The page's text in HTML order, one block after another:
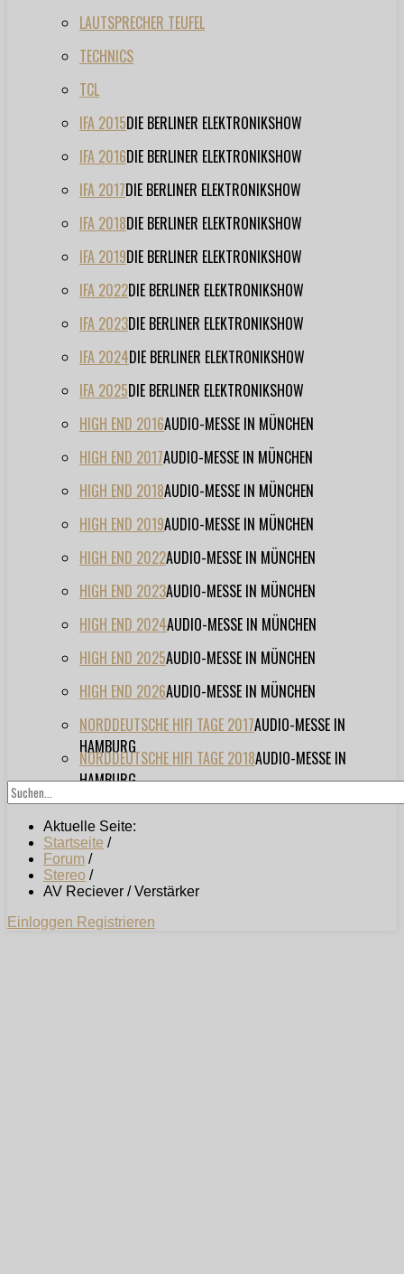
LAUTSPRECHER TEUFEL
TECHNICS
TCL
IFA 2015DIE BERLINER ELEKTRONIKSHOW
IFA 2016DIE BERLINER ELEKTRONIKSHOW
IFA 2017DIE BERLINER ELEKTRONIKSHOW
IFA 2018DIE BERLINER ELEKTRONIKSHOW
IFA 2019DIE BERLINER ELEKTRONIKSHOW
IFA 2022DIE BERLINER ELEKTRONIKSHOW
IFA 2023DIE BERLINER ELEKTRONIKSHOW
IFA 2024DIE BERLINER ELEKTRONIKSHOW
IFA 2025DIE BERLINER ELEKTRONIKSHOW
HIGH END 2016AUDIO-MESSE IN MÜNCHEN
HIGH END 2017AUDIO-MESSE IN MÜNCHEN
HIGH END 2018AUDIO-MESSE IN MÜNCHEN
HIGH END 2019AUDIO-MESSE IN MÜNCHEN
HIGH END 2022AUDIO-MESSE IN MÜNCHEN
HIGH END 2023AUDIO-MESSE IN MÜNCHEN
HIGH END 2024AUDIO-MESSE IN MÜNCHEN
HIGH END 2025AUDIO-MESSE IN MÜNCHEN
HIGH END 2026AUDIO-MESSE IN MÜNCHEN
NORDDEUTSCHE HIFI TAGE 2017AUDIO-MESSE IN
HAMBURG
NORDDEUTSCHE HIFI TAGE 2018AUDIO-MESSE IN
HAMBURG
Aktuelle Seite:
Startseite /
Forum /
Stereo /
AV Reciever / Verstärker
Einloggen Registrieren